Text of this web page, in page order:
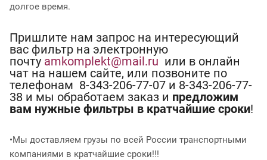
долгое время.
Пришлите нам запрос на интересующий
вас фильтр на электронную
почту amkomplekt@mail.ru или в онлайн
чат на нашем сайте, или позвоните по
телефонам 8-343-206-77-07 и 8-343-206-77-
38 и мы обработаем заказ и предложим
вам нужные фильтры в кратчайшие сроки!
•Мы доставляем грузы по всей России транспортными
компаниями в кратчайшие сроки!!!